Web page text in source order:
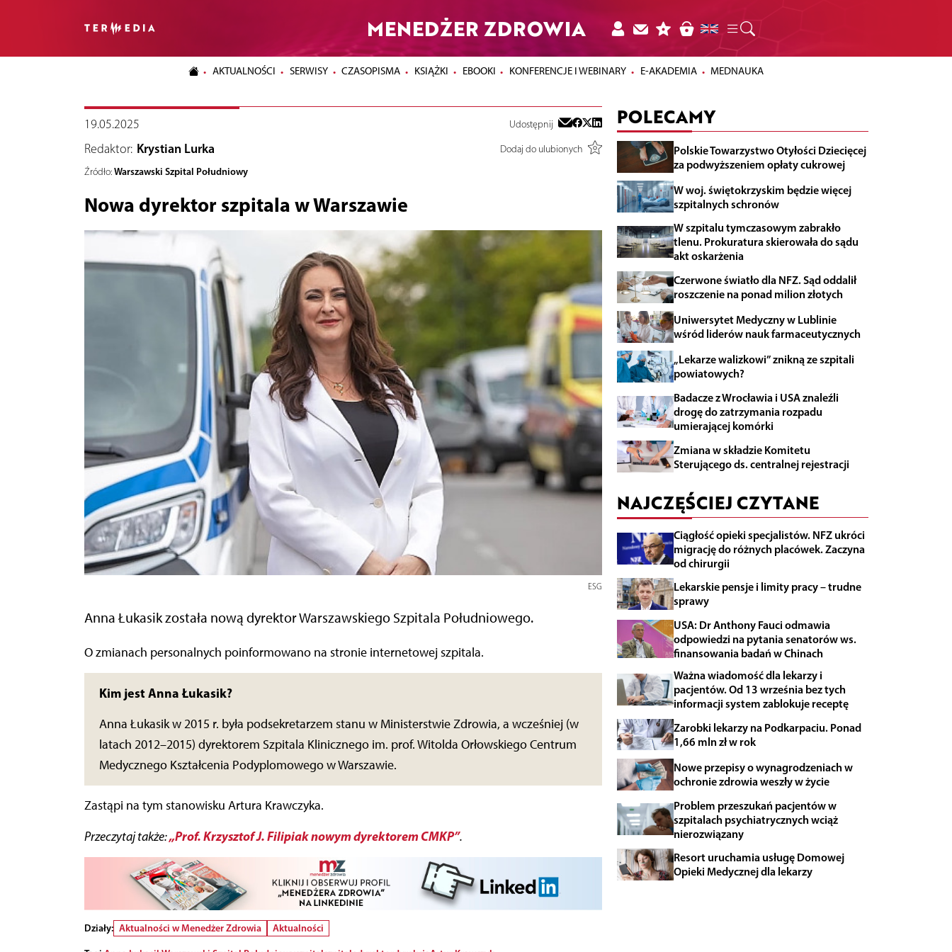
MENEDŻER ZDROWIA
AKTUALNOŚCI SERWISY CZASOPISMA KSIĄŻKI EBOOKI KONFERENCJE I WEBINARY E-AKADEMIA MEDNAUKA
19.05.2025 Udostępnij
Redaktor: Krystian Lurka
Dodaj do ulubionych
Źródło: Warszawski Szpital Południowy
Nowa dyrektor szpitala w Warszawie
ESG
Anna Łukasik została nową dyrektor Warszawskiego Szpitala Południowego.
O zmianach personalnych poinformowano na stronie internetowej szpitala.
Kim jest Anna Łukasik?
Anna Łukasik w 2015 r. była podsekretarzem stanu w Ministerstwie Zdrowia, a wcześniej (w
latach 2012–2015) dyrektorem Szpitala Klinicznego im. prof. Witolda Orłowskiego Centrum
Medycznego Kształcenia Podyplomowego w Warszawie.
Zastąpi na tym stanowisku Artura Krawczyka.
Przeczytaj także:„Prof. Krzysztof J. Filipiak nowym dyrektorem CMKP”.
Działy: Aktualności w Menedżer Zdrowia
Aktualności
POLECAMY
Polskie Towarzystwo Otyłości Dziecięcej
za podwyższeniem opłaty cukrowej
W woj. świętokrzyskim będzie więcej
szpitalnych schronów
W szpitalu tymczasowym zabrakło
tlenu. Prokuratura skierowała do sądu
akt oskarżenia
Czerwone światło dla NFZ. Sąd oddalił
roszczenie na ponad milion złotych
Uniwersytet Medyczny w Lublinie
wśród liderów nauk farmaceutycznych
„Lekarze walizkowi” znikną ze szpitali
powiatowych?
Badacze z Wrocławia i USA znaleźli
drogę do zatrzymania rozpadu
umierającej komórki
Zmiana w składzie Komitetu
Sterującego ds. centralnej rejestracji
NAJCZĘŚCIEJ CZYTANE
Ciągłość opieki specjalistów. NFZ ukróci
migrację do różnych placówek. Zaczyna
od chirurgii
Lekarskie pensje i limity pracy – trudne
sprawy
USA: Dr Anthony Fauci odmawia
odpowiedzi na pytania senatorów ws.
finansowania badań w Chinach
Ważna wiadomość dla lekarzy i
pacjentów. Od 13 września bez tych
informacji system zablokuje receptę
Zarobki lekarzy na Podkarpaciu. Ponad
1,66 mln zł w rok
Nowe przepisy o wynagrodzeniach w
ochronie zdrowia weszły w życie
Problem przeszukań pacjentów w
szpitalach psychiatrycznych wciąż
nierozwiązany
Resort uruchamia usługę Domowej
Opieki Medycznej dla lekarzy